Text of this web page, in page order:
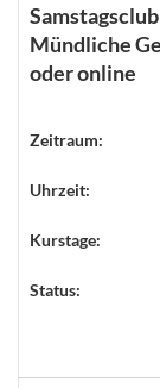
Mündliche
oder online
Zeitraum:
Uhrzeit:
Kurstage:
Status: